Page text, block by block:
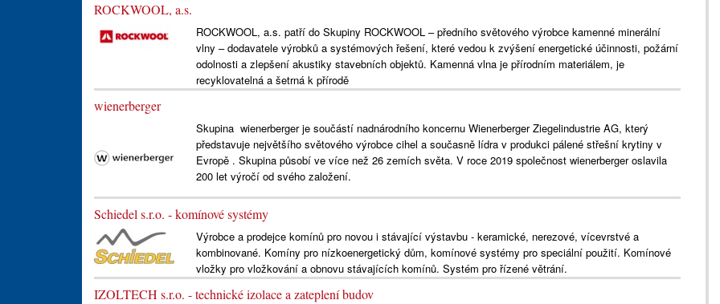
ROCKWOOL, a.s.
ROCKWOOL, a.s. patří do Skupiny ROCKWOOL – předního světového výrobce kamenné minerální
vlny – dodavatele výrobků a systémových řešení, které vedou k zvýšení energetické účinnosti, požární
odolnosti a zlepšení akustiky stavebních objektů. Kamenná vlna je přírodním materiálem, je
recyklovatelná a šetrná k přírodě
wienerberger
Skupina wienerberger je součástí nadnárodního koncernu Wienerberger Ziegelindustrie AG, který
představuje největšího světového výrobce cihel a současně lídra v produkci pálené střešní krytiny v
Evropě . Skupina působí ve více než 26 zemích světa. V roce 2019 společnost wienerberger oslavila
200 let výročí od svého založení.
Schiedel s.r.o. - komínové systémy
Výrobce a prodejce komínů pro novou i stávající výstavbu - keramické, nerezové, vícevrstvé a
kombinované. Komíny pro nízkoenergetický dům, komínové systémy pro speciální použití. Komínové
vložky pro vložkování a obnovu stávajících komínů. Systém pro řízené větrání.
IZOLTECH s.r.o. - technické izolace a zateplení budov